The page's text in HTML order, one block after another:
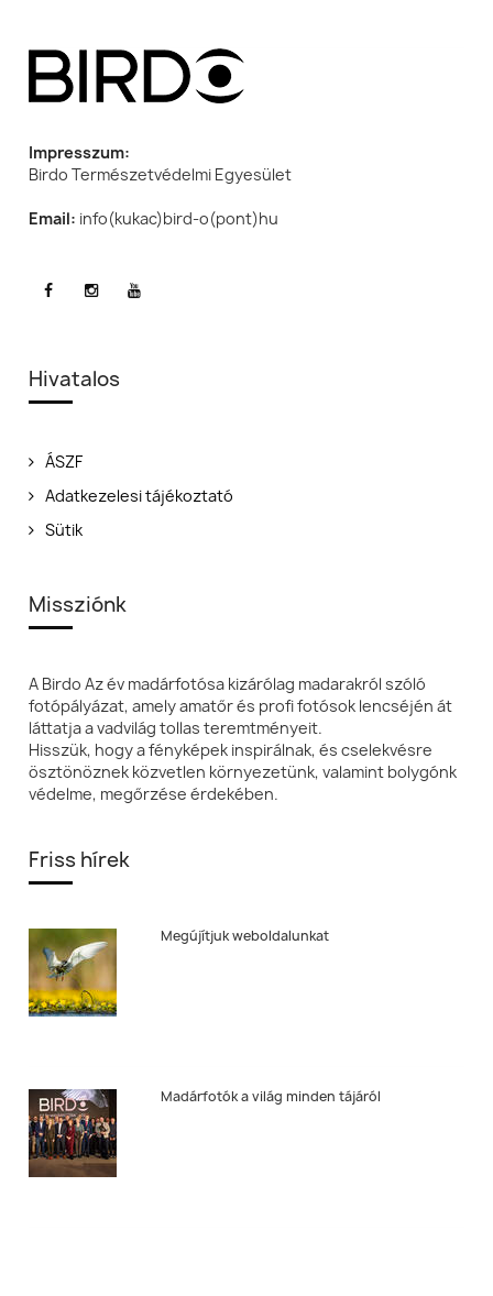
Impresszum:
Birdo Természetvédelmi Egyesület
Email: info(kukac)bird-o(pont)hu
Hivatalos
ÁSZF
Adatkezelesi tájékoztató
Sütik
Missziónk
A Birdo Az év madárfotósa kizárólag madarakról szóló
fotópályázat, amely amatőr és profi fotósok lencséjén át
láttatja a vadvilág tollas teremtményeit.
Hisszük, hogy a fényképek inspirálnak, és cselekvésre
ösztönöznek közvetlen környezetünk, valamint bolygónk
védelme, megőrzése érdekében.
Friss hírek
Megújítjuk weboldalunkat
Madárfotók a világ minden tájáról